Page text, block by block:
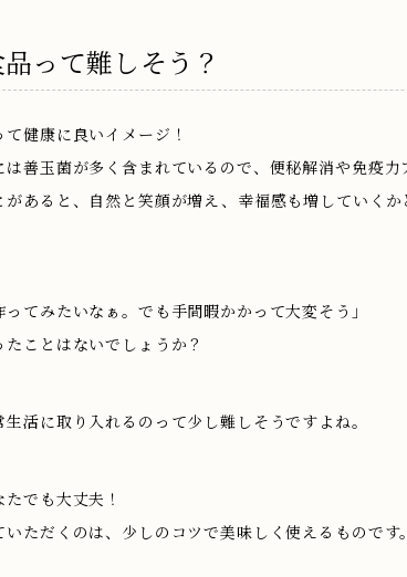
って難しそう？
健康に良いイメージ！
は善玉菌が多く含まれているので、便秘解消や免疫
があると、自然と笑顔が増え、幸福感も増していく
ってみたいなぁ。でも手間暇かかって大変そう」
たことはないでしょうか？
活に取り入れるのって少し難しそうですよね。
でも大丈夫！
ただくのは、少しのコツで美味しく使えるものです。